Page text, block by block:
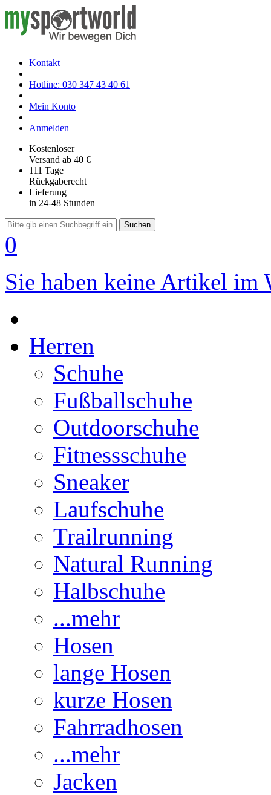
Kontakt
|
Hotline: 030 347 43 40 61
|
Mein Konto
|
Anmelden
Kostenloser
Versand ab 40 €
111 Tage
Rückgaberecht
Lieferung
in 24-48 Stunden
Suchen
0
Sie haben keine Artikel im
Herren
Schuhe
Fußballschuhe
Outdoorschuhe
Fitnessschuhe
Sneaker
Laufschuhe
Trailrunning
Natural Running
Halbschuhe
...mehr
Hosen
lange Hosen
kurze Hosen
Fahrradhosen
...mehr
Jacken